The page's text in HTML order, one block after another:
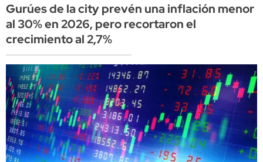
Gurúes de la city prevén una inflación menor
al 30% en 2026, pero recortaron el
crecimiento al 2,7%